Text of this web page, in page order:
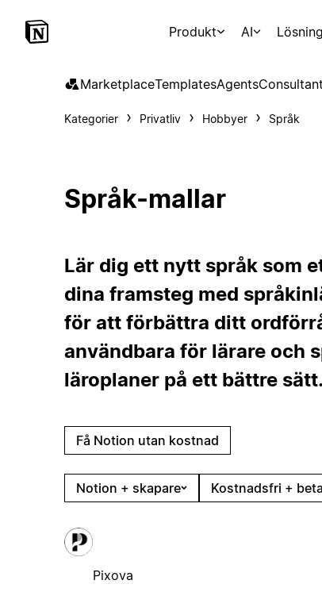
Produkt AI
MarketplaceTemplatesAgents
Kategorier Privatliv Hobbyer Språk
Språk-mallar
Lär dig ett nytt språk som
dina framsteg med
för att förbättra ditt
användbara för lärare och
läroplaner på ett bättre sätt.
Få Notion utan kostnad
Notion + skapare Kostnadsfri +
Pixova